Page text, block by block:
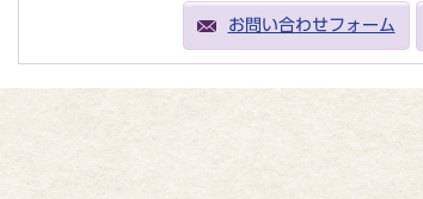
お問い合わせフォーム